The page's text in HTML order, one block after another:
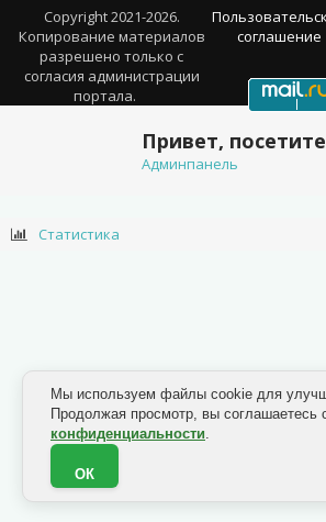
Copyright 2021-2026.
Копирование материалов
разрешено только с
согласия администрации
портала.
соглашение
Привет,
Админпанель
Статистика
Мы используем файлы cookie для
Продолжая просмотр, вы соглашаетесь
конфиденциальности.
ОК